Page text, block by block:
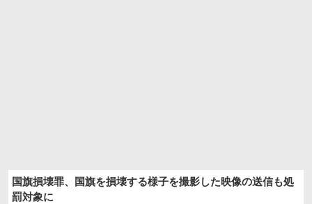
国旗損壊罪、国旗を損壊する様子を撮影した映像の送信も処
罰対象に